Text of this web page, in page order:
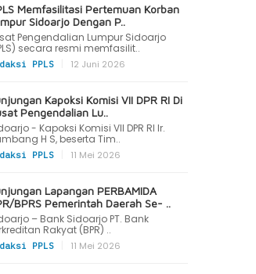
Memfasilitasi Pertemuan Korban
Sidoarjo Dengan P..
Pengendalian Lumpur Sidoarjo
secara resmi memfasilit..
PPLS 12 Juni 2026
Kapoksi Komisi VII DPR RI Di
Pengendalian Lu..
- Kapoksi Komisi VII DPR RI Ir.
H S, beserta Tim..
PPLS 11 Mei 2026
Lapangan PERBAMIDA
BPRS Pemerintah Daerah Se- ..
– Bank Sidoarjo PT. Bank
Rakyat (BPR) ..
PPLS 11 Mei 2026